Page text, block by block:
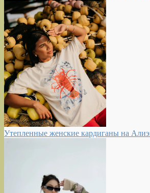
Утепленные женские кардиганы на